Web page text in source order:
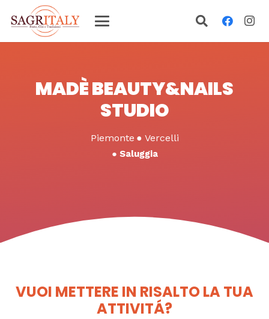
MADÈ BEAUTY&NAILS
STUDIO
Piemonte ● Vercelli
● Saluggia
VUOI METTERE IN RISALTO LA TUA
ATTIVITÁ?